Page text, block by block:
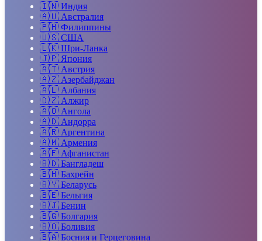
🇮🇳 Индия
🇦🇺 Австралия
🇵🇭 Филиппины
🇺🇸 США
🇱🇰 Шри-Ланка
🇯🇵 Япония
🇦🇹 Австрия
🇦🇿 Азербайджан
🇦🇱 Албания
🇩🇿 Алжир
🇦🇴 Ангола
🇦🇩 Андорра
🇦🇷 Аргентина
🇦🇲 Армения
🇦🇫 Афганистан
🇧🇩 Бангладеш
🇧🇭 Бахрейн
🇧🇾 Беларусь
🇧🇪 Бельгия
🇧🇯 Бенин
🇧🇬 Болгария
🇧🇴 Боливия
🇧🇦 Босния и Герцеговина